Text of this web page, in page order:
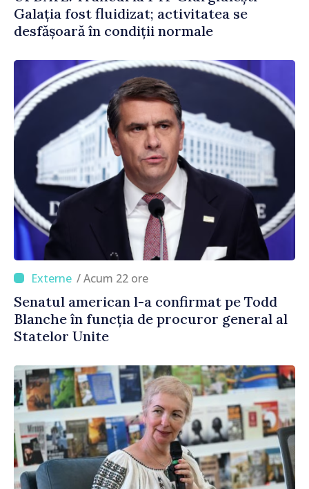
Galația fost fluidizat; activitatea se
desfășoară în condiții normale
/ Acum 22 ore
Senatul american l-a confirmat pe Todd
Blanche în funcția de procuror general al
Statelor Unite